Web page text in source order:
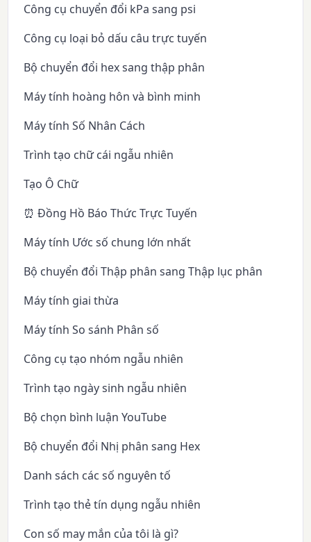
Công cụ chuyển đổi kPa sang psi
Công cụ loại bỏ dấu câu trực tuyến
Bộ chuyển đổi hex sang thập phân
Máy tính hoàng hôn và bình minh
Máy tính Số Nhân Cách
Trình tạo chữ cái ngẫu nhiên
Tạo Ô Chữ
⏰ Đồng Hồ Báo Thức Trực Tuyến
Máy tính Ước số chung lớn nhất
Bộ chuyển đổi Thập phân sang Thập lục phân
Máy tính giai thừa
Máy tính So sánh Phân số
Công cụ tạo nhóm ngẫu nhiên
Trình tạo ngày sinh ngẫu nhiên
Bộ chọn bình luận YouTube
Bộ chuyển đổi Nhị phân sang Hex
Danh sách các số nguyên tố
Trình tạo thẻ tín dụng ngẫu nhiên
Con số may mắn của tôi là gì?